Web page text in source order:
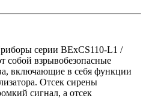
серии BExCS110-L1 /
собой взрывобезопасные
включающие в себя функции
Отсек сирены
сигнал, а отсек